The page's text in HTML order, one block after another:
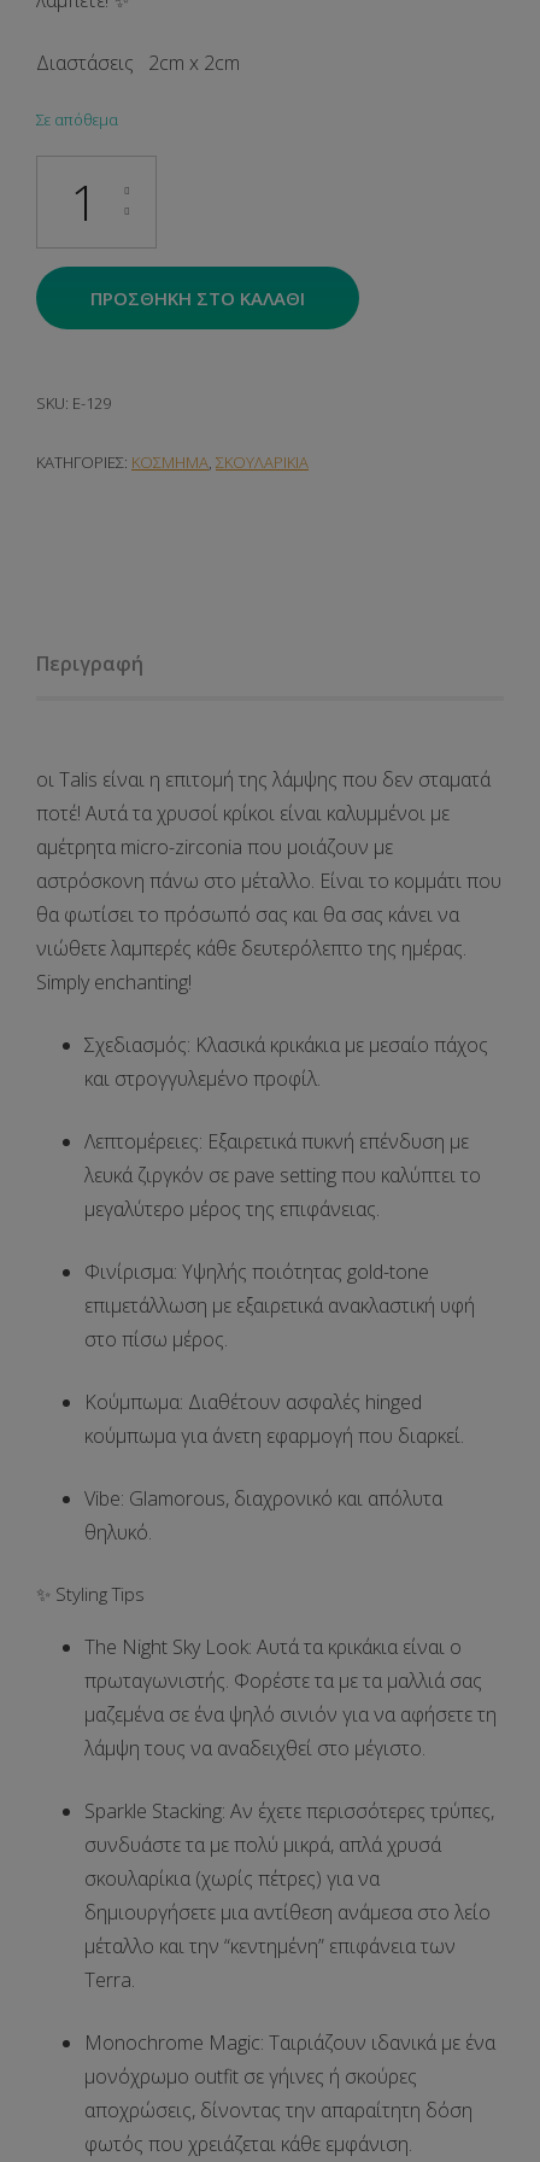
Διαστάσεις 2cm x 2cm
Σε απόθεμα
ΠΡΟΣΘΉΚΗ ΣΤΟ ΚΑΛΆΘΙ
SKU: E-129
ΚΑΤΗΓΟΡΊΕΣ: ΚΟΣΜΗΜΑ, ΣΚΟΥΛΑΡΙΚΙΑ
Περιγραφή
οιTalis είναι η επιτομή της λάμψης που δεν σταματά
ποτέ! Αυτά ταχρυσοί κρίκοι είναι καλυμμένοι με
αμέτρητα micro-zirconia που μοιάζουν με
αστρόσκονη πάνω στο μέταλλο. Είναι το κομμάτι που
θα φωτίσει το πρόσωπό σας και θα σας κάνει να
νιώθετε λαμπερές κάθε δευτερόλεπτο της ημέρας.
Simply enchanting!
Σχεδιασμός: Κλασικά κρικάκια με μεσαίο πάχος
και στρογγυλεμένο προφίλ.
Λεπτομέρειες: Εξαιρετικά πυκνή επένδυση με
λευκά ζιργκόν σε pave settingπου καλύπτει το
μεγαλύτερο μέρος της επιφάνειας.
Φινίρισμα: Υψηλής ποιότητας gold-tone
επιμετάλλωση με εξαιρετικά ανακλαστική υφή
στο πίσω μέρος.
Κούμπωμα: Διαθέτουν ασφαλές hinged
κούμπωμαγια άνετη εφαρμογή που διαρκεί.
Vibe: Glamorous, διαχρονικό και απόλυτα
θηλυκό.
✨ Styling Tips
The Night Sky Look: Αυτά τα κρικάκια είναι ο
πρωταγωνιστής. Φορέστε τα με τα μαλλιά σας
μαζεμένα σε ένα ψηλό σινιόν για να αφήσετε τη
λάμψη τους να αναδειχθεί στο μέγιστο.
Sparkle Stacking: Αν έχετε περισσότερες τρύπες,
συνδυάστε τα με πολύ μικρά, απλά χρυσά
σκουλαρίκια (χωρίς πέτρες) για να
δημιουργήσετε μια αντίθεση ανάμεσα στο λείο
μέταλλο και την “κεντημένη” επιφάνεια των
Terra.
Monochrome Magic: Ταιριάζουν ιδανικά με ένα
μονόχρωμο outfit σε γήινες ή σκούρες
αποχρώσεις, δίνοντας την απαραίτητη δόση
φωτός που χρειάζεται κάθε εμφάνιση.